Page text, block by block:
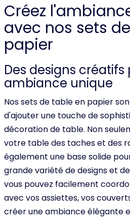
Créez
avec nos sets
papier
Des designs créatifs
ambiance unique
Nos sets de table en papier
d'ajouter une touche de
décoration de table. Non
votre table des taches et des
également une base solide
grande variété de designs et
vous pouvez facilement
avec vos assiettes, vos
créer une ambiance élégante